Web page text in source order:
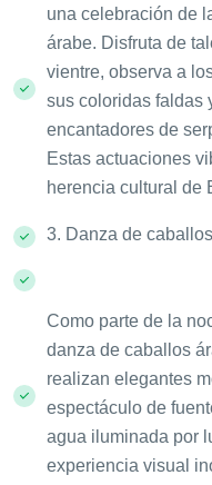
una celebración de
árabe. Disfruta de
vientre, observa a
sus coloridas faldas
encantadores de
Estas actuaciones
herencia cultural de
3. Danza de
Como parte de la
danza de caballos
realizan elegantes
espectáculo de
agua iluminada por
experiencia visual